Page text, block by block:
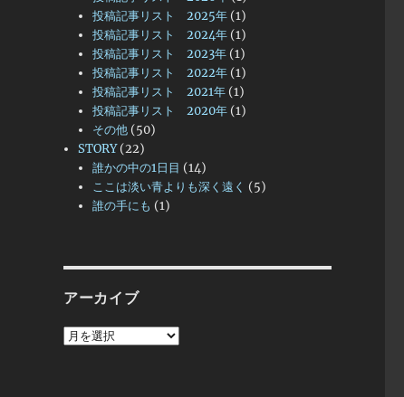
投稿記事リスト 2025年 (1)
投稿記事リスト 2024年 (1)
投稿記事リスト 2023年 (1)
投稿記事リスト 2022年 (1)
投稿記事リスト 2021年 (1)
投稿記事リスト 2020年 (1)
その他 (50)
STORY(22)
誰かの中の1日目 (14)
ここは淡い青よりも深く遠く (5)
誰の手にも (1)
アーカイブ
ア